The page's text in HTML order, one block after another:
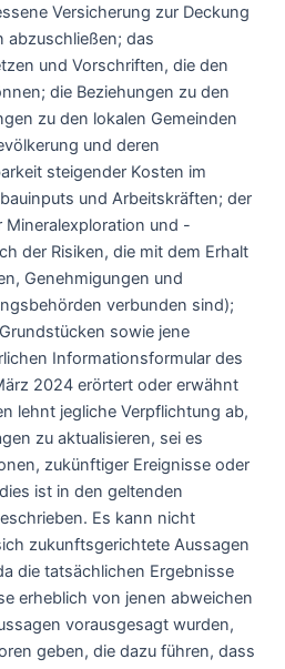
Versicherung zur Deckung
abzuschließen; das
und Vorschriften, die den
die Beziehungen zu den
zu den lokalen Gemeinden
und deren
steigender Kosten im
und Arbeitskräften; der
Mineralexploration und -
der Risiken, die mit dem Erhalt
Genehmigungen und
verbunden sind);
sowie jene
Informationsformular des
2024 erörtert oder erwähnt
lehnt jegliche Verpflichtung ab,
zu aktualisieren, sei es
zukünftiger Ereignisse oder
ist in den geltenden
Es kann nicht
zukunftsgerichtete Aussagen
die tatsächlichen Ergebnisse
erheblich von jenen abweichen
vorausgesagt wurden,
geben, die dazu führen, dass